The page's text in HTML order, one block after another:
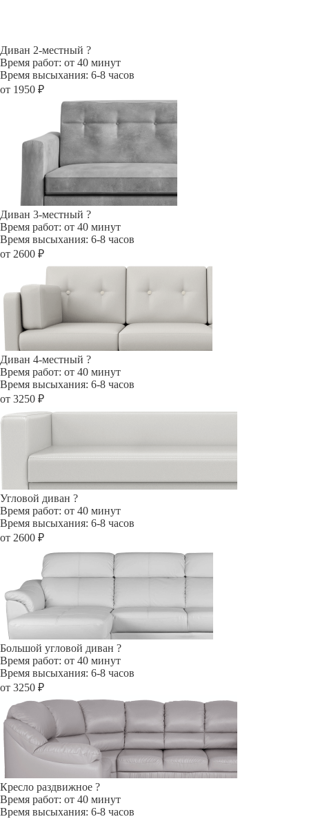
Диван 2-местный ?
Время работ: от 40 минут
Время высыхания: 6-8 часов
от 1950 ₽
Диван 3-местный ?
Время работ: от 40 минут
Время высыхания: 6-8 часов
от 2600 ₽
Диван 4-местный ?
Время работ: от 40 минут
Время высыхания: 6-8 часов
от 3250 ₽
Угловой диван ?
Время работ: от 40 минут
Время высыхания: 6-8 часов
от 2600 ₽
Большой угловой диван ?
Время работ: от 40 минут
Время высыхания: 6-8 часов
от 3250 ₽
Кресло раздвижное ?
Время работ: от 40 минут
Время высыхания: 6-8 часов